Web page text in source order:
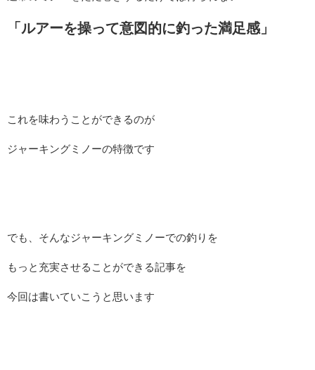
「ルアーを操って意図的に釣った満足感」
これを味わうことができるのが
ジャーキングミノーの特徴です
でも、そんなジャーキングミノーでの釣りを
もっと充実させることができる記事を
今回は書いていこうと思います